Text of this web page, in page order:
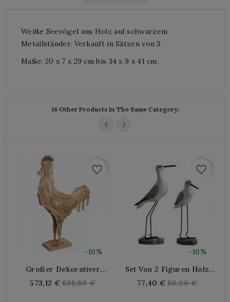
Weiße Seevögel aus Holz auf schwarzem
Metallständer. Verkauft in Sätzen von 3.
Maße: 20 x 7 x 29 cm bis 34 x 9 x 41 cm.
16 Other Products In The Same Category:
-10%
favorite_border
Großer Dekorativer
573,12 € Regular
636,80 €
-10%
favorite_border
Set Von 2 Figuren Holz
Gull Marine Realistische
77,40 € Regular
86,00 €